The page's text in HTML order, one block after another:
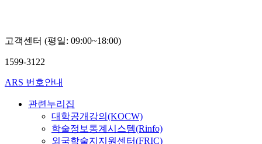
고객센터 (평일: 09:00~18:00)
1599-3122
ARS 번호안내
관련누리집
대학공개강의(KOCW)
학술정보통계시스템(Rinfo)
외국학술지지원센터(FRIC)